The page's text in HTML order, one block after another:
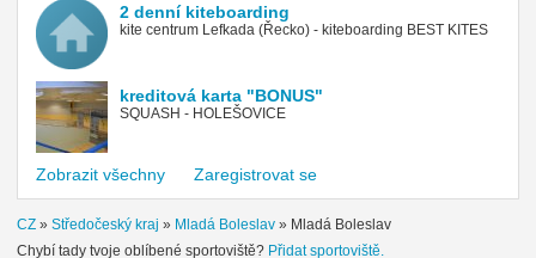
2 denní kiteboarding
kite centrum Lefkada (Řecko) - kiteboarding BEST KITES
kreditová karta "BONUS"
SQUASH - HOLEŠOVICE
Zobrazit všechny Zaregistrovat se
CZ » Středočeský kraj » Mladá Boleslav » Mladá Boleslav
Chybí tady tvoje oblíbené sportoviště? Přidat sportoviště.